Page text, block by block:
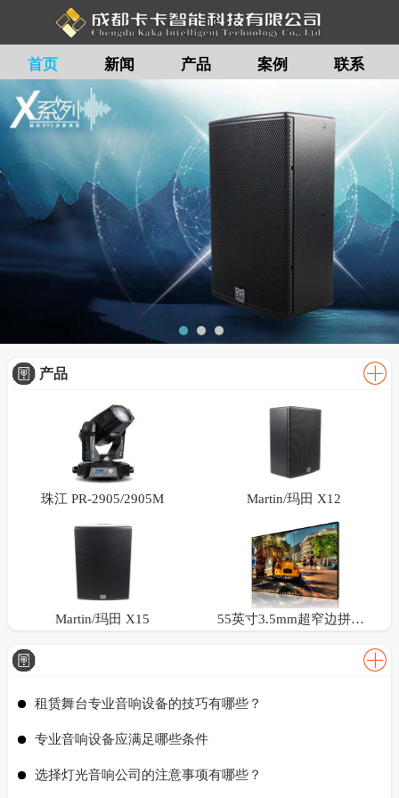
首页 新闻 产品 案例 联系
留言
产品
珠江 PR-2905/2905M Martin/玛田 X12
Martin/玛田 X15 55英寸3.5mm超窄边拼接屏
租赁舞台专业音响设备的技巧有哪些？
专业音响设备应满足哪些条件
选择灯光音响公司的注意事项有哪些？